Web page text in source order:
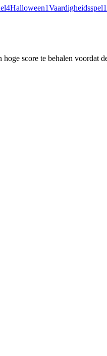
4Halloween1Vaardigheidsspel1
score te behalen voordat